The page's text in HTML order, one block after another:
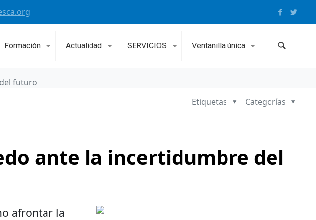
Formación Actualidad SERVICIOS Ventanilla única
futuro
Categorías
Etiquetas
ante la incertidumbre del
afrontar la